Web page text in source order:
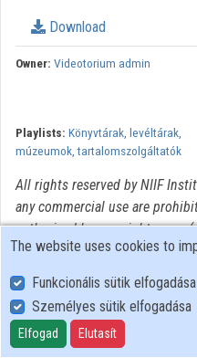
Contributors
Download
Owner: Videotorium admin
Playlists: Könyvtárak, levéltárak,
múzeumok, tartalomszolgáltatók
All rights reserved by NIIF
any commercial use are
authorized by copyright
User Policy
Adatkezelési tájékoztató (en)
Cookie Policy
The website uses cookies to
Funkcionális sütik elfogadása
Személyes sütik elfogadása
Elfogad Elutasít